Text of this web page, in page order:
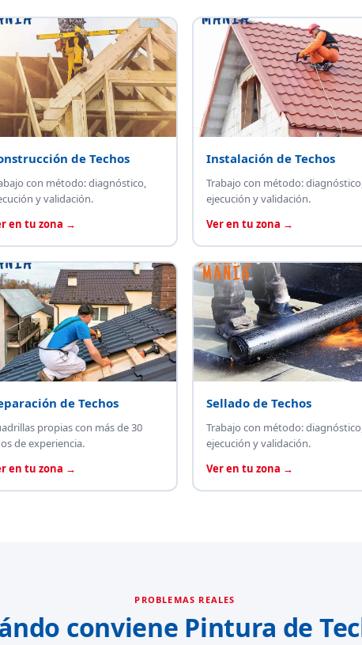
de Techos
con método: diagnóstico,
y validación.
en tu zona →
Instalación de Techos
Trabajo con método:
ejecución y validación.
Ver en tu zona →
de Techos
propias con más de 30
de experiencia.
en tu zona →
Sellado de Techos
Trabajo con método:
ejecución y validación.
Ver en tu zona →
PROBLEMAS REALES
conviene Pintura de